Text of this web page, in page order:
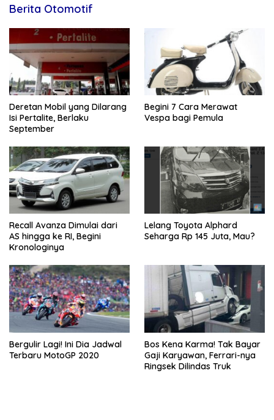
Berita Otomotif
Deretan Mobil yang Dilarang
Isi Pertalite, Berlaku
September
Begini 7 Cara Merawat
Vespa bagi Pemula
Recall Avanza Dimulai dari
AS hingga ke RI, Begini
Kronologinya
Lelang Toyota Alphard
Seharga Rp 145 Juta, Mau?
Bergulir Lagi! Ini Dia Jadwal
Terbaru MotoGP 2020
Bos Kena Karma! Tak Bayar
Gaji Karyawan, Ferrari-nya
Ringsek Dilindas Truk